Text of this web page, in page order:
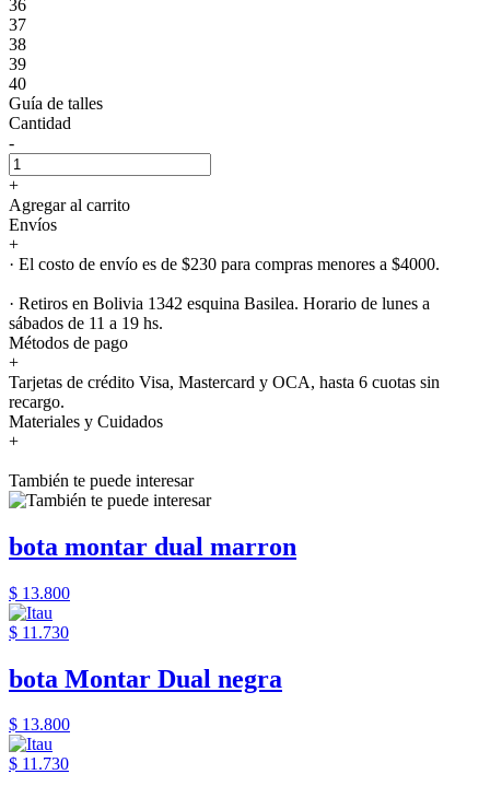
36
37
38
39
40
Guía de talles
Cantidad
-
+
Agregar al carrito
Envíos
+
· El costo de envío es de $230 para compras menores a $4000.
· Retiros en Bolivia 1342 esquina Basilea. Horario de lunes a
sábados de 11 a 19 hs.
Métodos de pago
+
Tarjetas de crédito Visa, Mastercard y OCA, hasta 6 cuotas sin
recargo.
Materiales y Cuidados
+
También te puede interesar
bota montar dual marron
$ 13.800
$ 11.730
bota Montar Dual negra
$ 13.800
$ 11.730